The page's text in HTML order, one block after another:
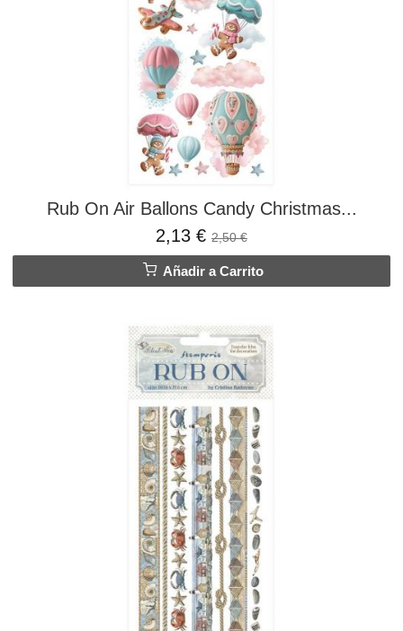
Rub On Air Ballons Candy Christmas...
2,13 € 2,50 €
Añadir a Carrito